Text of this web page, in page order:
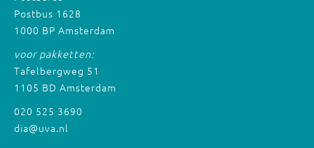
Postbus 1628
1000 BP Amsterdam
voor pakketten:
Tafelbergweg 51
1105 BD Amsterdam
020 525 3690
dia@uva.nl